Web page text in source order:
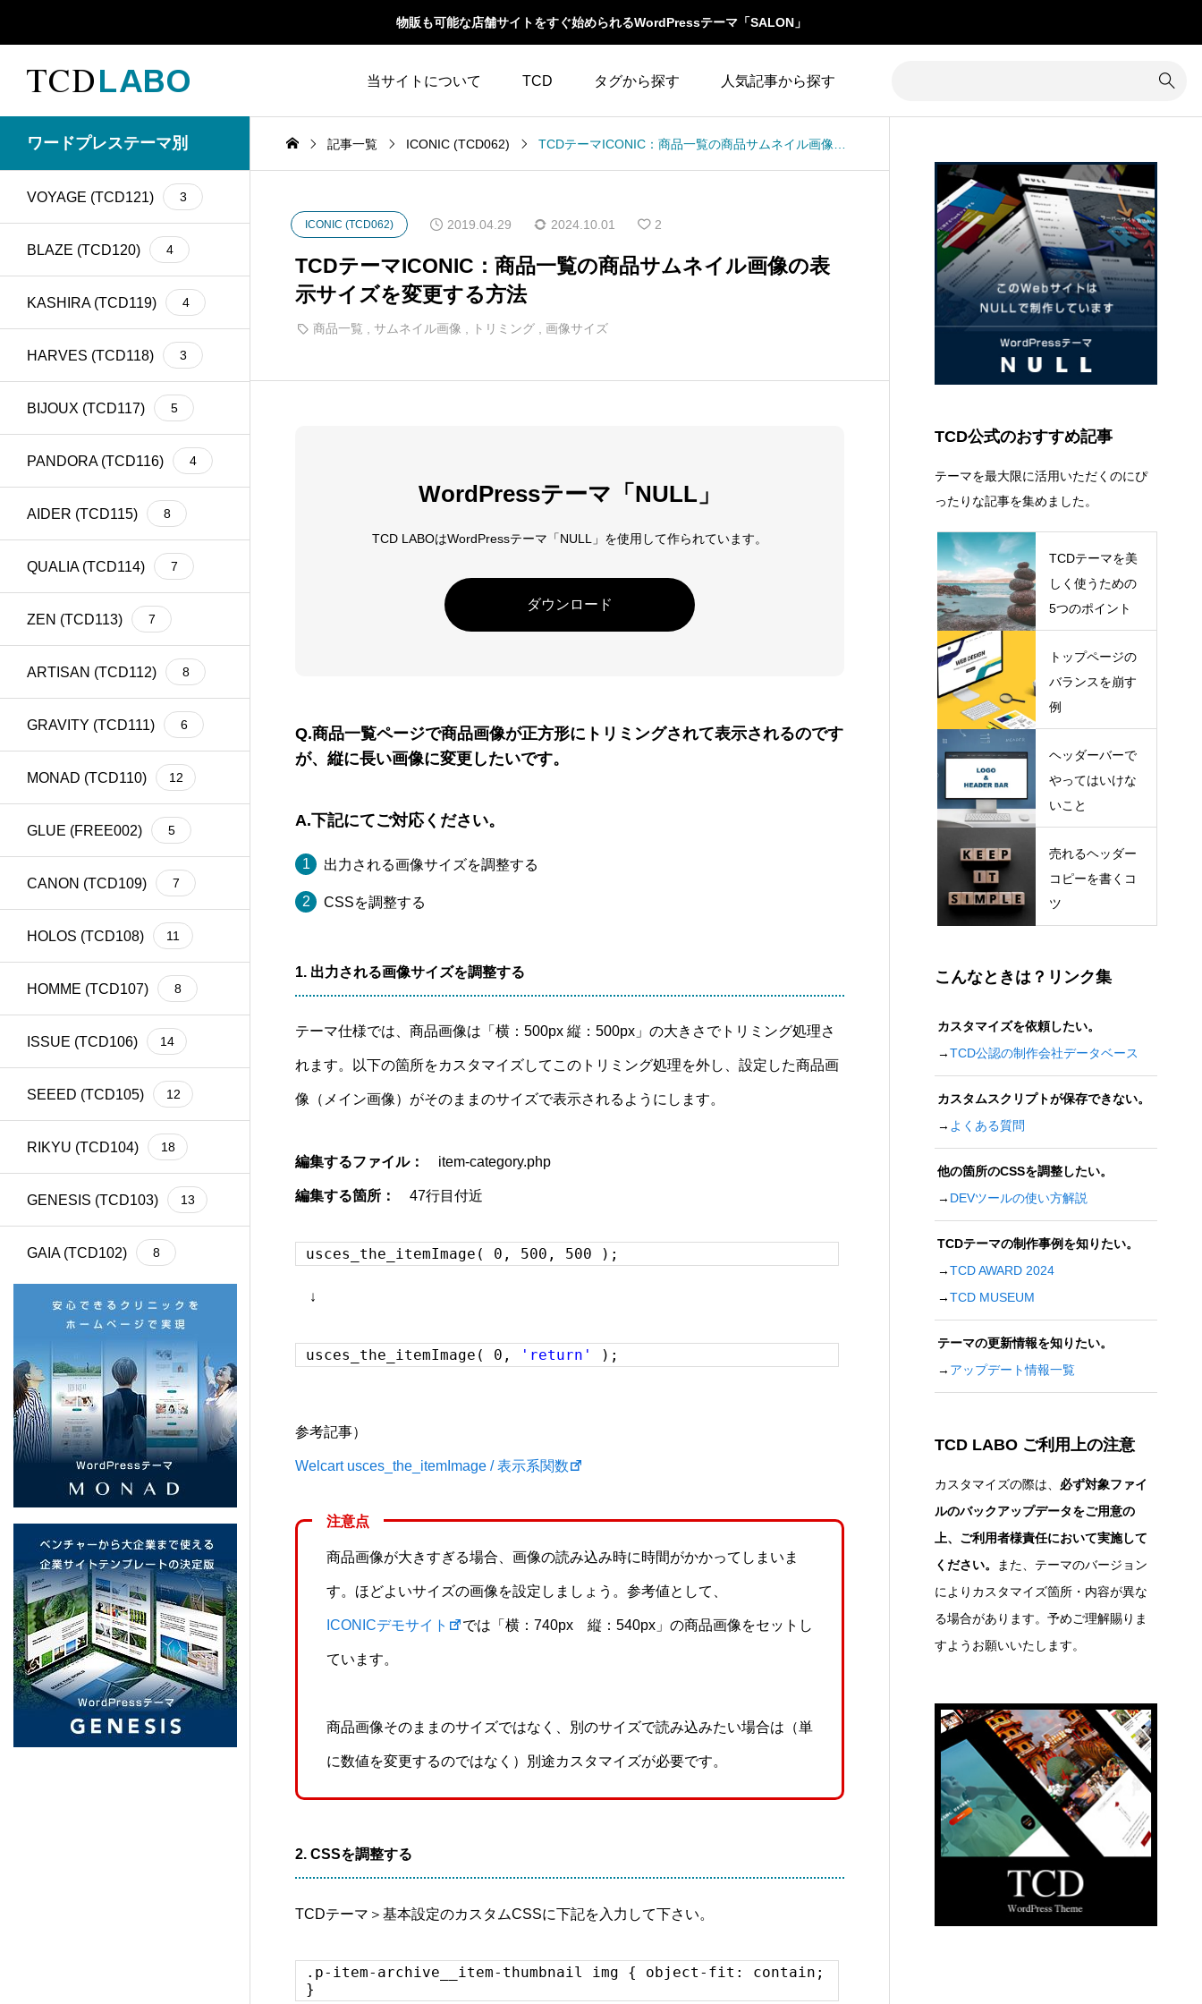
物販も可能な店舗サイトをすぐ始められるWordPressテーマ「SALON」
当サイトについて TCD タグから探す 人気記事から探す
Google Map 20
Gutenberg 6
14
meta description 21
39
SNSアイコン 2
TCDクラシックエデ
1
Webフォント 6
アイコン
アクセス 3
アニメーション 32 4
カラム調整 31
カレンダー 3
クイックタグ 19
5
コンテンツ追加
サイズ変更
サイト内検索
TCD LABOとは
ファイルの編集方法
WordPressテーマ比較
アップデート情報
よくあるご質問
ワードプレステーマ別
VOYAGE (TCD121) 3
BLAZE (TCD120) 4
KASHIRA (TCD119) 4
HARVES (TCD118) 3
BIJOUX (TCD117) 5
PANDORA (TCD116) 4
AIDER (TCD115) 8
QUALIA (TCD114) 7
ZEN (TCD113) 7
ARTISAN (TCD112) 8
GRAVITY (TCD111) 6
MONAD (TCD110) 12
GLUE (FREE002) 5
CANON (TCD109) 7
HOLOS (TCD108) 11
HOMME (TCD107) 8
ISSUE (TCD106) 14
SEEED (TCD105) 12
RIKYU (TCD104) 18
GENESIS (TCD103) 13
GAIA (TCD102) 8
Cherie (TCD101) 4
BASARA (TCD100) 13
REHUB (TCD099) 21
SHIPS (TCD098) 6
SERUM (TCD096) 13
PORTAL (TCD095) 5
Beyond (TCD094) 7
NULL (BIZ002) 5
TCD公式のおすすめ記事
テーマを最大限に活用いただくのにぴ
ったりな記事を集めました。
TCDテーマを美
しく使うための
5つのポイント
トップページの
バランスを崩す
例
ヘッダーバーで
やってはいけな
いこと
売れるヘッダー
コピーを書くコ
ツ
こんなときは？リンク集
カスタマイズを依頼したい。
→TCD公認の制作会社データベース
カスタムスクリプトが保存できない。
→ よくある質問
他の箇所のCSSを調整したい。
→ DEVツールの使い方解説
TCDテーマの制作事例を知りたい。
→TCD AWARD 2024
→TCD MUSEUM
テーマの更新情報を知りたい。
→ アップデート情報一覧
TCD LABO ご利用上の注意
カスタマイズの際は、 必ず対象ファイ
ルのバックアップデータをご用意の
上、ご利用者様責任において実施して
ください。
また、テーマのバージョン
によりカスタマイズ箇所・内容が異な
る場合があります。予めご理解賜りま
すようお願いいたします。
記事一覧 ICONIC (TCD062)
ICONIC (TCD062) 2019.04.29 2024.10.01 2
TCDテーマICONIC：商品一覧の商品サムネイル画像の表
示サイズを変更する方法
商品一覧 サムネイル画像 トリミング 画像サイズ
WordPressテーマ「NULL」
TCD LABOはWordPressテーマ「NULL」を使用して作られています。
ダウンロード
Q.商品一覧ページで商品画像が正方形にトリミングされて表示されるのです
が、縦に長い画像に変更したいです。
A.下記にてご対応ください。
出力される画像サイズを調整する
CSSを調整する
1. 出力される画像サイズを調整する
テーマ仕様では、商品画像は「横：500px 縦：500px」の大きさでトリミング処理さ
れます。以下の箇所をカスタマイズしてこのトリミング処理を外し、設定した商品画
像（メイン画像）がそのままのサイズで表示されるようにします。
編集するファイル： item-category.php
編集する箇所： 47行目付近
usces_the_itemImage( 0, 500, 500 );
↓
usces_the_itemImage( 0, 'return' );
参考記事）
Welcart usces_the_itemImage / 表示系関数
注意点
商品画像が大きすぎる場合、画像の読み込み時に時間がかかってしまいま
す。ほどよいサイズの画像を設定しましょう。参考値として、
ICONICデモサイト では「横：740px 縦：540px」の商品画像をセットし
ています。
商品画像そのままのサイズではなく、別のサイズで読み込みたい場合は（単
に数値を変更するのではなく）別途カスタマイズが必要です。
2. CSSを調整する
TCDテーマ＞基本設定のカスタムCSSに下記を入力して下さい。
.p-item-archive__item-thumbnail img { object-fit: contain;
}